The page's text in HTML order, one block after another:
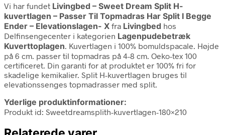
Vi har fundet Livingbed – Sweet Dream Split H-
kuvertlagen – Passer Til Topmadras Har Split I Begge
Ender – Elevationslagen- X fra Livingbed hos
Delfinsengecenter i kategorien Lagenpudebetræk
Kuverttoplagen. Kuvertlagen i 100% bomuldspacale. Højde
på 6 cm. passer til topmadras på 4-8 cm. Oeko-tex 100
certificeret. Din garanti for at produktet er 100% fri for
skadelige kemikalier. Split H-kuvertlagen bruges til
elevationssenges topmadrasser med split.
Yderlige produktinformationer:
Produkt id: Sweetdreamsplith-kuvertlagen-180×210